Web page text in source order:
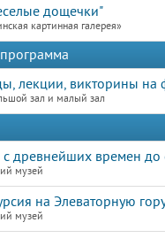
дощечки"
картинная галерея»
лекции, викторины на
зал и малый зал
с древнейших времен до
музей
на Элеваторную
музей